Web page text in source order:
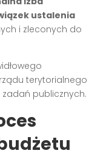
ustalenia
i zleconych do
terytorialnego
zadań publicznych.